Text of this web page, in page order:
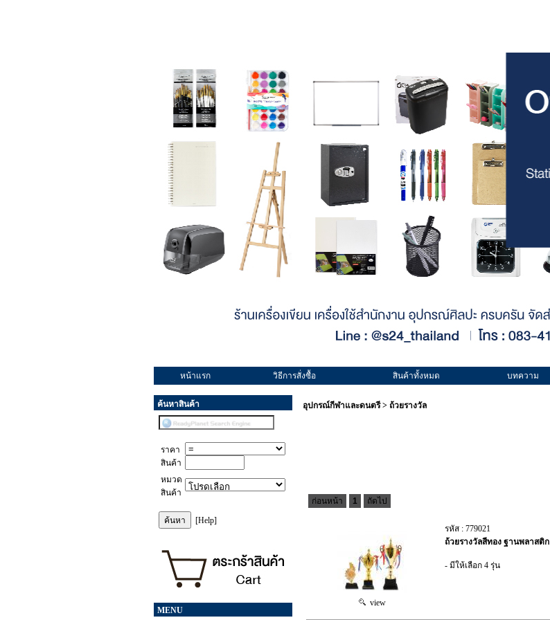
หน้าแรก วิธีการสั่งซื้อ สินค้าทั้งหมด บทความ
ค้นหาสินค้า
ราคา
สินค้า
หมวด
สินค้า
[Help]
MENU
อุปกรณ์กีฬาและดนตรี>ถ้วยรางวัล
ก่อนหน้า 1 ถัดไป
view
รหัส : 779021
ถ้วยรางวัลสีทอง ฐานพลาสติก
- มีให้เลือก 4 รุ่น